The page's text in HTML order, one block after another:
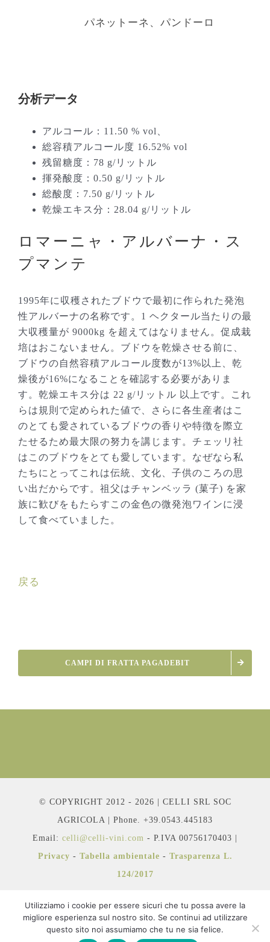
パネットーネ、パンドーロ
分析データ
アルコール：11.50 % vol、
総容積アルコール度 16.52% vol
残留糖度：78 g/リットル
揮発酸度：0.50 g/リットル
総酸度：7.50 g/リットル
乾燥エキス分：28.04 g/リットル
ロマーニャ・アルバーナ・ス
プマンテ
1995年に収穫されたブドウで最初に作られた発泡
性アルバーナの名称です。1 ヘクタール当たりの最
大収穫量が 9000kg を超えてはなりません。促成栽
培はおこないません。ブドウを乾燥させる前に、
ブドウの自然容積アルコール度数が13%以上、乾
燥後が16%になることを確認する必要がありま
す。乾燥エキス分は 22 g/リットル 以上です。これ
らは規則で定められた値で、さらに各生産者はこ
のとても愛されているブドウの香りや特徴を際立
たせるため最大限の努力を講じます。チェッリ社
はこのブドウをとても愛しています。なぜなら私
たちにとってこれは伝統、文化、子供のころの思
い出だからです。祖父はチャンベッラ (菓子) を家
族に歓びをもたらすこの金色の微発泡ワインに浸
して食べていました。
戻る
CAMPI DI FRATTA PAGADEBIT
© COPYRIGHT 2012 - 2026 | CELLI SRL SOC
AGRICOLA | Phone. +39.0543.445183
Email: celli@celli-vini.com - P.IVA 00756170403 |
Privacy - Tabella ambientale - Trasparenza L.
124/2017
FacebookInstagramYouTube
Utilizziamo i cookie per essere sicuri che tu possa avere la
migliore esperienza sul nostro sito. Se continui ad utilizzare
questo sito noi assumiamo che tu ne sia felice.